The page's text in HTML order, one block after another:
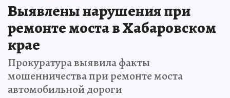
Выявлены нарушения при
ремонте моста в Хабаровском
крае
Прокуратура выявила факты
мошенничества при ремонте моста
автомобильной дороги